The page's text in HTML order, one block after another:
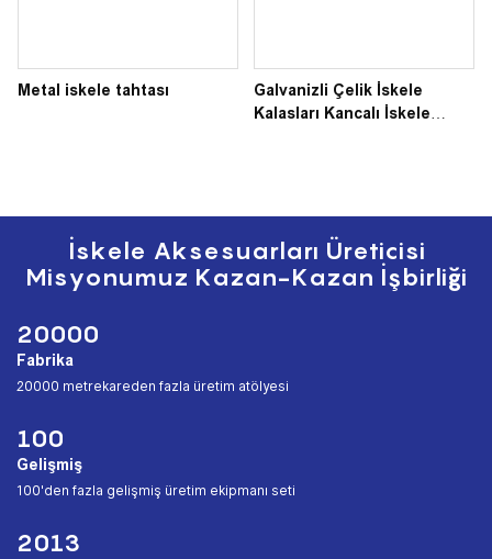
Metal iskele tahtası
Galvanizli Çelik İskele
Kalasları Kancalı İskele
İskele Aksesuarları Üreticisi
Misyonumuz Kazan-Kazan İşbirliği
20000
Fabrika
︎20000 metrekareden fazla üretim atölyesi
100
Gelişmiş
︎100'den fazla gelişmiş üretim ekipmanı seti
2013